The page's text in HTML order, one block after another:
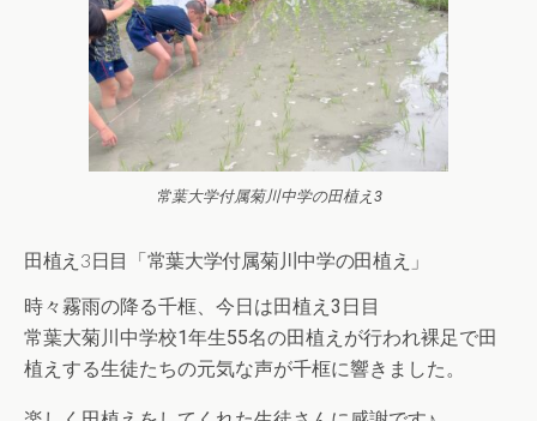
常葉大学付属菊川中学の田植え3
田植え3日目「常葉大学付属菊川中学の田植え」
時々霧雨の降る千框、今日は田植え3日目
常葉大菊川中学校1年生55名の田植えが行われ裸足で田
植えする生徒たちの元気な声が千框に響きました。